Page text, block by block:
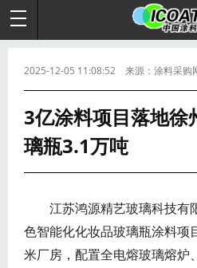
2025-12-05 11:08:52 来源：涂料采购
3亿涂料项目落地徐
璃瓶3.1万吨
江苏鸿源精艺玻璃科技有
色智能化化妆品玻璃瓶涂料项
米厂房，配置全电熔玻璃熔炉